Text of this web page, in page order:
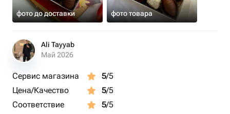
фото до доставки фото товара
Ali Tayyab
Май 2026
Сервис магазина 5/5
Цена/Качество
5/5
Соответствие
5/5